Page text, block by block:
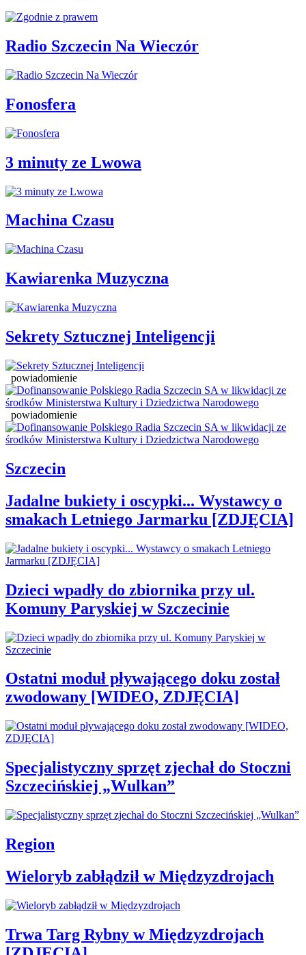
Radio Szczecin Na Wieczór
Fonosfera
3 minuty ze Lwowa
Machina Czasu
Kawiarenka Muzyczna
Sekrety Sztucznej Inteligencji
powiadomienie
powiadomienie
Szczecin
Jadalne bukiety i oscypki... Wystawcy o
smakach Letniego Jarmarku [ZDJĘCIA]
Dzieci wpadły do zbiornika przy ul.
Komuny Paryskiej w Szczecinie
Ostatni moduł pływającego doku został
zwodowany [WIDEO, ZDJĘCIA]
Specjalistyczny sprzęt zjechał do Stoczni
Szczecińskiej „Wulkan”
Region
Wieloryb zabłądził w Międzyzdrojach
Trwa Targ Rybny w Międzyzdrojach